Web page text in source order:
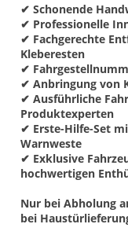
✔ Schonende
✔ Professionelle
✔ Fachgerechte
Kleberesten
✔
✔ Anbringung von
✔ Ausführliche
Produktexperten
✔ Erste-Hilfe-Set
Warnweste
✔ Exklusive
hochwertigen
Nur bei Abholung
bei